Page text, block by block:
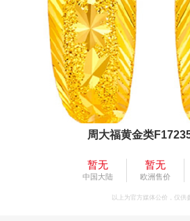
周大福黄金类
暂无
中国大陆
暂无
欧洲售价
以上为官方媒体公价，仅供